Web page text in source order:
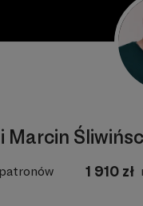
Marcin
patronów 1 910 zł